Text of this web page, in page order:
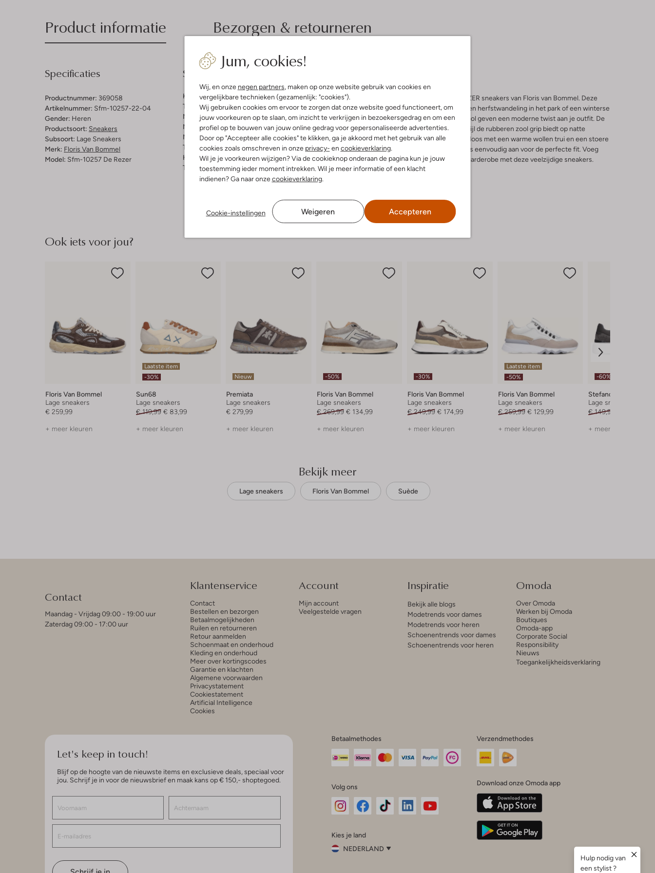
Jum, cookies!
Wij, en onze negen partners, maken op onze website gebruik van cookies en
vergelijkbare technieken (gezamenlijk: "cookies").
Wij gebruiken cookies om ervoor te zorgen dat onze website goed functioneert, om
jouw voorkeuren op te slaan, om inzicht te verkrijgen in bezoekersgedrag en om een
profiel op te bouwen van jouw online gedrag voor gepersonaliseerde advertenties.
Door op "Accepteer alle cookies" te klikken, ga je akkoord met het gebruik van alle
cookies zoals omschreven in onze privacy- en cookieverklaring.
Wil je je voorkeuren wijzigen? Via de cookieknop onderaan de pagina kun je jouw
toestemming ieder moment intrekken. Wil je meer informatie of een klacht
indienen? Ga naar onzecookieverklaring.
Cookie-instellingen Weigeren Accepteren
Product informatie Bezorgen & retourneren
Specificaties
Productnummer: 369058
Artikelnummer: Sfm-10257-22-04
Gender: Heren
Productsoort: Sneakers
Subsoort: Lage Sneakers
Merk: Floris Van Bommel
Model: Sfm-10257 De Rezer
Samenstelling & Pasvorm
Kleur:Camel
Trends:Retro Revival
Materiaal buitenkant:Suède
Materiaal binnenkant:Leer
Materiaal zool:Rubber
Type sluiting: Veter
Hakvorm:Plateauzool
Type neus:Ronde Neus
Trek de aandacht met de SFM-10257 DE REZER sneakers van Floris van Bommel. Deze
lage sneakers voor heren zijn perfect voor een herfstwandeling in het park of een winterse
stadswandeling. De ronde neus en plateauzool geven een moderne twist aan je outfit. De
binnenkant van leer zorgt voor comfort, terwijl de rubberen zool grip biedt op natte
bladeren. De camel kleur combineert moeiteloos met een warme wollen trui en een stoere
jeans. Met de vetersluiting pas je de sneakers eenvoudig aan voor de perfecte fit. Voeg
een vleugje stijl toe aan je herfst- en wintergarderobe met deze veelzijdige sneakers.
Ook iets voor jou?
Floris Van Bommel
Lage sneakers
€ 259,99
+ meer kleuren
Laatste item
-30%
Sun68
Lage sneakers
€ 119,99 € 83,99
+ meer kleuren
Nieuw
Premiata
Lage sneakers
€ 279,99
+ meer kleuren
-50%
Floris Van Bommel
Lage sneakers
€ 269,99 € 134,99
+ meer kleuren
-30%
Floris Van Bommel
Lage sneakers
€ 249,99 € 174,99
+ meer kleuren
Laatste item
-50%
Floris Van Bommel
Lage sneakers
€ 259,99 € 129,99
+ meer kleuren
-60%
Stefano Lauran
Lage sneakers
€ 149,99
+ meer kleuren
Bekijk meer
Lage sneakers Floris Van Bommel Suède
Contact
Maandag - Vrijdag 09:00 - 19:00 uur
Zaterdag 09:00 - 17:00 uur
Klantenservice
Contact
Bestellen en bezorgen
Betaalmogelijkheden
Ruilen en retourneren
Retour aanmelden
Schoenmaat en onderhoud
Kleding en onderhoud
Meer over kortingscodes
Garantie en klachten
Algemene voorwaarden
Privacystatement
Cookiestatement
Artificial Intelligence
Cookies
Account
Mijn account
Veelgestelde vragen
Inspiratie
Bekijk alle blogs
Modetrends voor dames
Modetrends voor heren
Schoenentrends voor dames
Schoenentrends voor heren
Omoda
Over Omoda
Werken bij Omoda
Boutiques
Omoda-app
Corporate Social
Responsibility
Nieuws
Toegankelijkheidsverklaring
Let's keep in touch!
Blijf op de hoogte van de nieuwste items en exclusieve deals, speciaal voor
jou. Schrijf je in voor de nieuwsbrief en maak kans op € 150,- shoptegoed.
Betaalmethodes
Volg ons
InstagramFacebook
Kies je land
NEDERLAND
Verzendmethodes
Download onze Omoda app